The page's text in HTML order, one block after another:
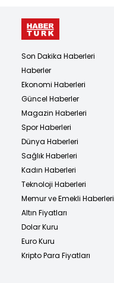
Son Dakika Haberleri
Haberler
Ekonomi Haberleri
Güncel Haberler
Magazin Haberleri
Spor Haberleri
Dünya Haberleri
Sağlık Haberleri
Kadın Haberleri
Teknoloji Haberleri
Memur ve Emekli Haberleri
Altın Fiyatları
Dolar Kuru
Euro Kuru
Kripto Para Fiyatları